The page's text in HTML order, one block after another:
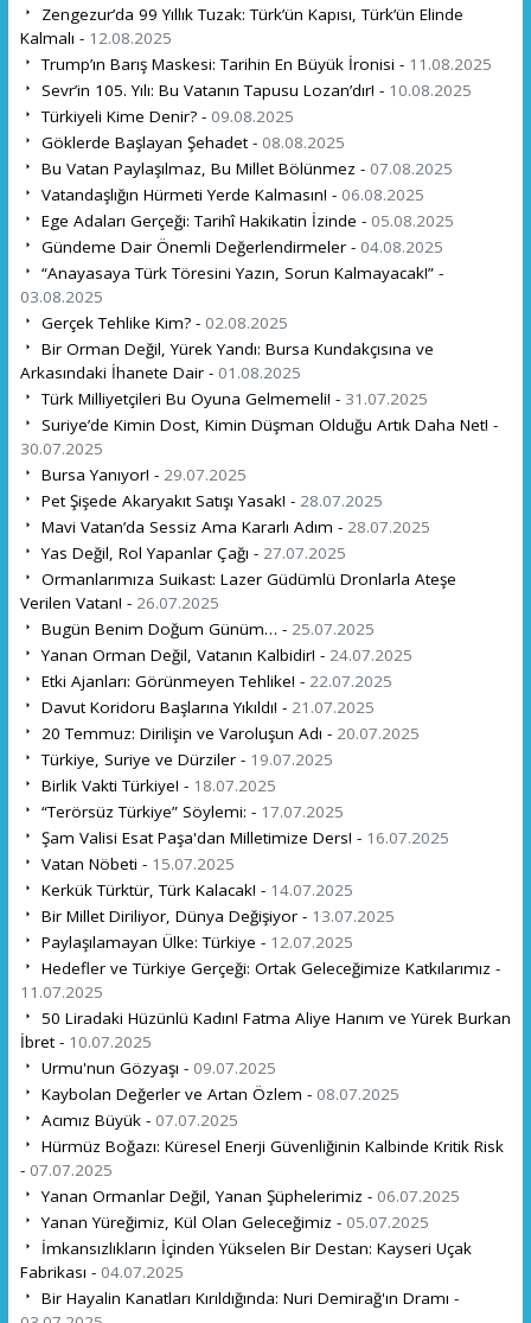
Zengezur’da 99 Yıllık Tuzak: Türk’ün Kapısı, Türk’ün Elinde
Kalmalı - 12.08.2025
Trump’ın Barış Maskesi: Tarihin En Büyük İronisi - 11.08.2025
Sevr’in 105. Yılı: Bu Vatanın Tapusu Lozan’dır! - 10.08.2025
Türkiyeli Kime Denir? - 09.08.2025
Göklerde Başlayan Şehadet - 08.08.2025
Bu Vatan Paylaşılmaz, Bu Millet Bölünmez - 07.08.2025
Vatandaşlığın Hürmeti Yerde Kalmasın! - 06.08.2025
Ege Adaları Gerçeği: Tarihî Hakikatin İzinde - 05.08.2025
Gündeme Dair Önemli Değerlendirmeler - 04.08.2025
“Anayasaya Türk Töresini Yazın, Sorun Kalmayacak!” -
03.08.2025
Gerçek Tehlike Kim? - 02.08.2025
Bir Orman Değil, Yürek Yandı: Bursa Kundakçısına ve
Arkasındaki İhanete Dair - 01.08.2025
Türk Milliyetçileri Bu Oyuna Gelmemeli! - 31.07.2025
Suriye’de Kimin Dost, Kimin Düşman Olduğu Artık Daha Net! -
30.07.2025
Bursa Yanıyor! - 29.07.2025
Pet Şişede Akaryakıt Satışı Yasak! - 28.07.2025
Mavi Vatan’da Sessiz Ama Kararlı Adım - 28.07.2025
Yas Değil, Rol Yapanlar Çağı - 27.07.2025
Ormanlarımıza Suikast: Lazer Güdümlü Dronlarla Ateşe
Verilen Vatan! - 26.07.2025
Bugün Benim Doğum Günüm… - 25.07.2025
Yanan Orman Değil, Vatanın Kalbidir! - 24.07.2025
Etki Ajanları: Görünmeyen Tehlike! - 22.07.2025
Davut Koridoru Başlarına Yıkıldı! - 21.07.2025
20 Temmuz: Dirilişin ve Varoluşun Adı - 20.07.2025
Türkiye, Suriye ve Dürziler - 19.07.2025
Birlik Vakti Türkiye! - 18.07.2025
“Terörsüz Türkiye” Söylemi: - 17.07.2025
Şam Valisi Esat Paşa'dan Milletimize Ders! - 16.07.2025
Vatan Nöbeti - 15.07.2025
Kerkük Türktür, Türk Kalacak! - 14.07.2025
Bir Millet Diriliyor, Dünya Değişiyor - 13.07.2025
Paylaşılamayan Ülke: Türkiye - 12.07.2025
Hedefler ve Türkiye Gerçeği: Ortak Geleceğimize Katkılarımız -
11.07.2025
50 Liradaki Hüzünlü Kadın! Fatma Aliye Hanım ve Yürek Burkan
İbret - 10.07.2025
Urmu'nun Gözyaşı - 09.07.2025
Kaybolan Değerler ve Artan Özlem - 08.07.2025
Acımız Büyük - 07.07.2025
Hürmüz Boğazı: Küresel Enerji Güvenliğinin Kalbinde Kritik Risk
- 07.07.2025
Yanan Ormanlar Değil, Yanan Şüphelerimiz - 06.07.2025
Yanan Yüreğimiz, Kül Olan Geleceğimiz - 05.07.2025
İmkansızlıkların İçinden Yükselen Bir Destan: Kayseri Uçak
Fabrikası - 04.07.2025
Bir Hayalin Kanatları Kırıldığında: Nuri Demirağ'ın Dramı -